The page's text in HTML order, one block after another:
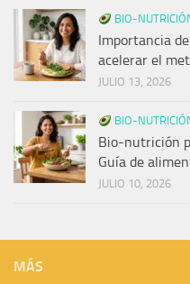
BIO-
Importancia
acelerar el
JULIO 13, 2026
BIO-
Bio-nutrición
Guía de
JULIO 10, 2026
MÁS